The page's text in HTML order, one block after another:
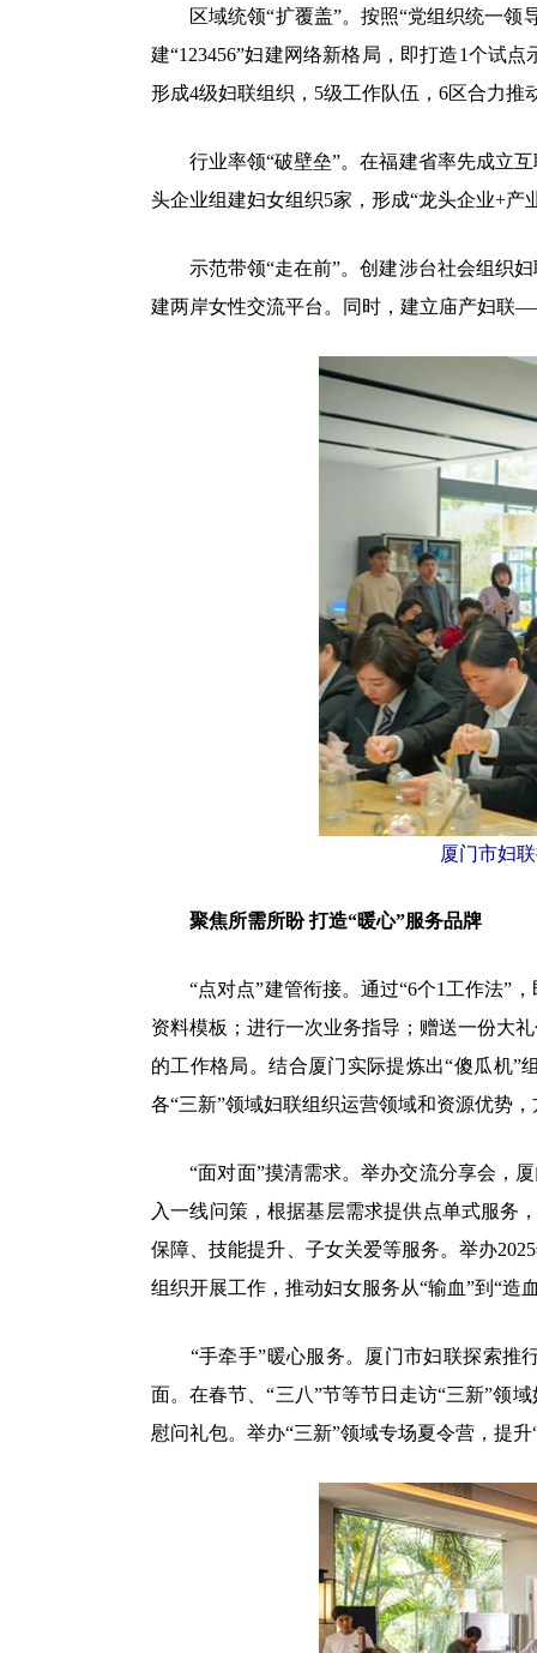
区域统领“扩覆盖”。按照“党组织统一领
建“123456”妇建网络新格局，即打造1个试
形成4级妇联组织，5级工作队伍，6区合力推
行业率领“破壁垒”。在福建省率先成立互
头企业组建妇女组织5家，形成“龙头企业+产
示范带领“走在前”。创建涉台社会组织妇
建两岸女性交流平台。同时，建立庙产妇联
厦门市妇
聚焦所需所盼 打造“暖心”服务品牌
“点对点”建管衔接。通过“6个1工作法”，
资料模板；进行一次业务指导；赠送一份大
的工作格局。结合厦门实际提炼出“傻瓜机”
各“三新”领域妇联组织运营领域和资源优势
“面对面”摸清需求。举办交流分享会，厦
入一线问策，根据基层需求提供点单式服务
保障、技能提升、子女关爱等服务。举办
组织开展工作，推动妇女服务从“输血”到“造
“手牵手”暖心服务。厦门市妇联探索推行
面。在春节、“三八”节等节日走访“三新”领
慰问礼包。举办“三新”领域专场夏令营，提